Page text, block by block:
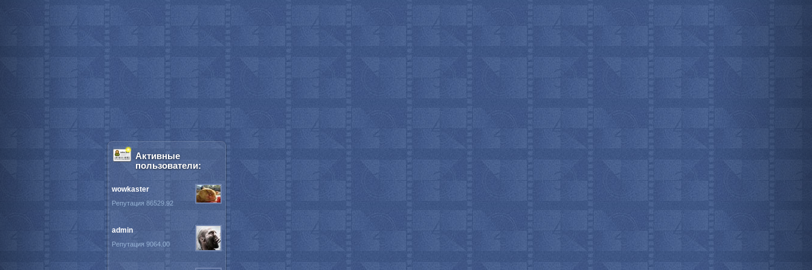
Активные
пользователи:
wowkaster
Репутация 86529.92
admin
Репутация 9064.00